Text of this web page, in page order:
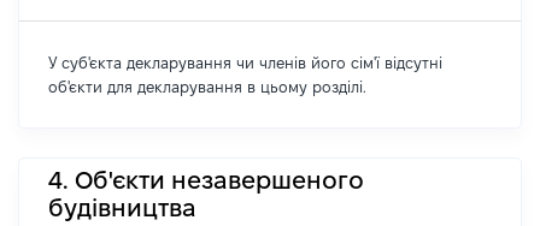
У суб'єкта декларування чи членів його сім'ї відсутні
об'єкти для декларування в цьому розділі.
4. Об'єкти незавершеного
будівництва